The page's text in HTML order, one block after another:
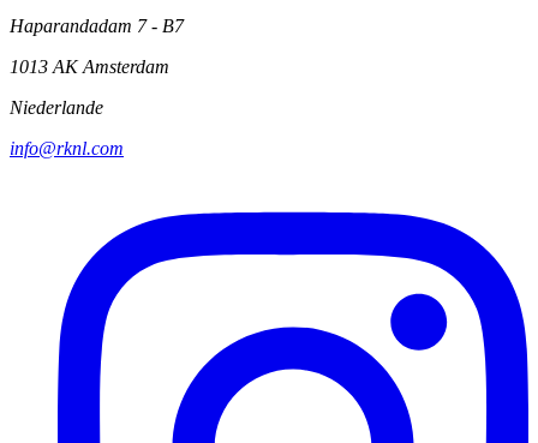
Haparandadam 7 - B7
1013 AK Amsterdam
Niederlande
info@rknl.com